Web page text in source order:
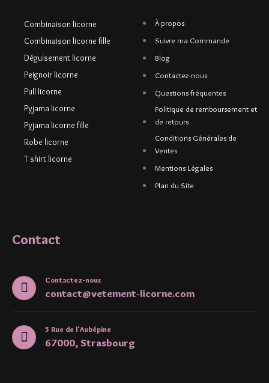
Combinaison licorne
Combinaison licorne fille
Déguisement licorne
Peignoir licorne
Pull licorne
Pyjama licorne
Pyjama licorne fille
Robe licorne
T shirt licorne
À propos
Suivre ma Commande
Blog
Contactez-nous
Questions fréquentes
Politique de remboursement et
de retours
Conditions Générales de
Ventes
Mentions Légales
Plan du Site
Contact
Contactez-nous
contact@vetement-licorne.com
5 Rue de l'Aubépine
67000, Strasbourg